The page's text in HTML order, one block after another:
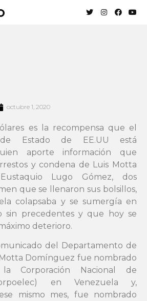
octubre 1, 2020
es la recompensa que el
de Estado de EE.UU está
aporte información que
y condena de Luis Motta
Lugo Gómez, dos
que se llenaron sus bolsillos,
colapsaba y se sumergía en
sin precedentes y que hoy se
deterioro.
del Departamento de
Motta Domínguez fue nombrado
Corporación Nacional de
en Venezuela y,
mismo mes, fue nombrado